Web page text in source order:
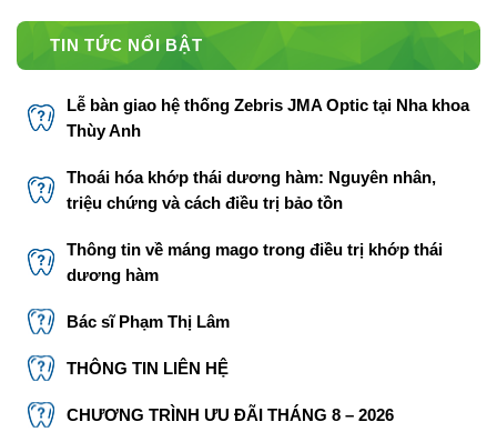
TIN TỨC NỔI BẬT
Lễ bàn giao hệ thống Zebris JMA Optic tại Nha khoa
Thùy Anh
Thoái hóa khớp thái dương hàm: Nguyên nhân,
triệu chứng và cách điều trị bảo tồn
Thông tin về máng mago trong điều trị khớp thái
dương hàm
Bác sĩ Phạm Thị Lâm
THÔNG TIN LIÊN HỆ
CHƯƠNG TRÌNH ƯU ĐÃI THÁNG 8 – 2026